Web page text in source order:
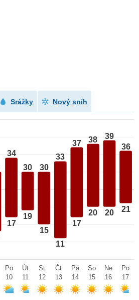
Srážky Nový sníh
34
17
30
19
30
15
33
11
37
17
38
20
39
20
36
21
Po
10
Út
11
St
12
Čt
13
Pá
14
So
15
Ne
16
Po
17